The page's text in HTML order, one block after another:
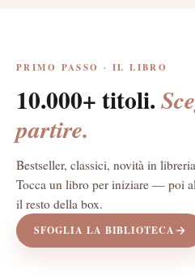
PRIMO PASSO · IL LIBRO
10.000+ titoli.
partire.
Bestseller, classici, novità in
Tocca un libro per iniziare — poi
il resto della box.
SFOGLIA LA BIBLIOTECA